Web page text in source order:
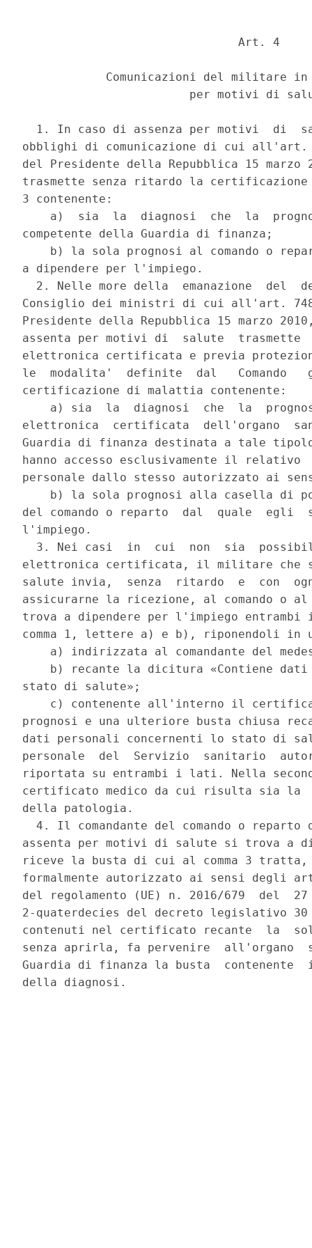
                               Art. 4
Comunicazioni del militare
per motivi di
1. In caso di assenza per motivi  di
obblighi di comunicazione di cui all'art.
del Presidente della Repubblica 15
trasmette senza ritardo la
3 contenente:
a)  sia  la  diagnosi  che  la
competente della Guardia di finanza;
b) la sola prognosi al comando o
a dipendere per l'impiego.
2. Nelle more della  emanazione  del
Consiglio dei ministri di cui all'art.
Presidente della Repubblica 15 marzo
assenta per motivi di  salute  trasmette
elettronica certificata e previa
le  modalita'  definite  dal   Comando
certificazione di malattia contenente:
a) sia  la  diagnosi  che  la
elettronica  certificata  dell'organo
Guardia di finanza destinata a tale
hanno accesso esclusivamente il
personale dallo stesso autorizzato ai
b) la sola prognosi alla casella di
del comando o reparto  dal  quale  egli
l'impiego.
3. Nei casi  in  cui  non  sia
elettronica certificata, il militare che
salute invia,  senza  ritardo  e  con
assicurarne la ricezione, al comando o
trova a dipendere per l'impiego
comma 1, lettere a) e b), riponendoli in
a) indirizzata al comandante del
b) recante la dicitura «Contiene
stato di salute»;
c) contenente all'interno il
prognosi e una ulteriore busta chiusa
dati personali concernenti lo stato di
personale  del  Servizio  sanitario
riportata su entrambi i lati. Nella
certificato medico da cui risulta sia la
della patologia.
4. Il comandante del comando o reparto
assenta per motivi di salute si trova a
riceve la busta di cui al comma 3
formalmente autorizzato ai sensi degli
del regolamento (UE) n. 2016/679  del
2-quaterdecies del decreto legislativo
contenuti nel certificato recante  la
senza aprirla, fa pervenire  all'organo
Guardia di finanza la busta